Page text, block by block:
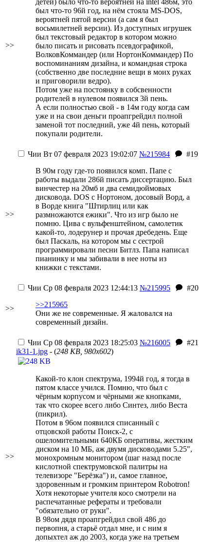
>>
детей) было что-то вероятней на intel 486м, это
был что-то 96й год, на нём стояла MS-DOS,
вероятней пятой версии (а сам я был
восьмилетней версии). Из доступных игрушек
был текстовый редактор в котором можно
было писать и рисовать псевдографикой,
ВолковКоммандер (или НортонКоммандер) По
воспоминаниям дизайна, и командная строка
(собственно две последние вещи в моих руках
и приговорили вeдро).
Потом уже на постоянку в собсвенности
родителей в нулевом появился 3й пень.
А если полностью свой - в 14м году когда сам
уже и на свои деньги проапгрейдил полной
заменой тот последний, уже 4й пень, который
покупали родители.
>>
Чии Вт 07 февраля 2023 19:02:07 №215984
#19
В 90м году где-то появился комп. Папе с
работы выдали 286й писать диссертацию. Был
винчестер на 20мб и два семидюймовых
дисковода. DOS с Нортоном, досовый Ворд, а
в Ворде книга "Штирлиц или как
размножаются ежики". Что из игр было не
помню. Цива с вульфенштейном, самолетик
какой-то, лодерунер и прочая дребедень. Еще
был Паскаль, на котором мы с сестрой
программировали песни Битлз. Папа написал
пианинку и мы забивали в нее ноты из
книжки с текстами.
>>
Чии Ср 08 февраля 2023 12:44:13 №215995
#20
>>215965
Они же не современные. Я жаловался на
современный дизайн.
>>
Чии Ср 08 февраля 2023 18:25:03 №216005
#21
ik31-1.jpg - (248 KB, 980x602)
Какой-то клон спектрума, 1994й год, я тогда в
пятом классе учился. Помню, что был с
чёрным корпусом и чёрными же кнопками,
так что скорее всего либо Синтез, либо Веста
(пикрил).
Потом в 96ом появился списанный с
отцовской работы Поиск-2, с
ошеломительными 640КБ оперативы, жестким
диском на 10 МБ, аж двумя дисководами 5.25",
монохромным монитором (шаг назад после
кислотной спектрумовской палитры на
телевизоре "Берёзка") и, самое главное,
здоровенным и громким принтером Robotron!
Хотя некоторые учителя косо смотрели на
распечатанные рефераты и требовали
"обязательно от руки".
В 98ом дядя проапгрейдил свой 486 до
первопня, а старьё отдал мне, и с ним я
допыхтел аж до 2003, когда уже на третьем